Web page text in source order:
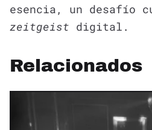
esencia, un desafío
zeitgeist digital.
Relacionados